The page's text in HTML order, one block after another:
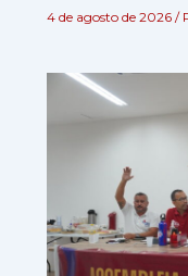
4 de agosto de 2026 /